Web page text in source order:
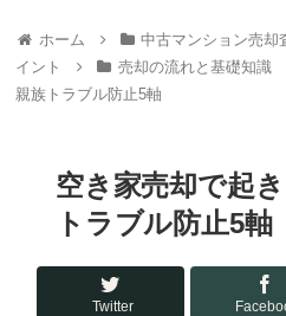
ホーム 中古マンション売却
イント
売却の流れと基礎知識
親族トラブル防止5軸
空き家売却で起
トラブル防止5軸
Twitter